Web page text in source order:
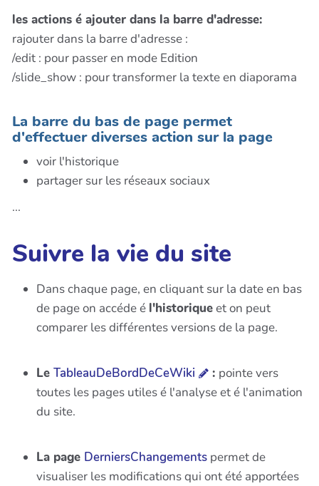
les actions é ajouter dans la barre d'adresse:
rajouter dans la barre d'adresse :
/edit : pour passer en mode Edition
/slide_show : pour transformer la texte en diaporama
La barre du bas de page permet
d'effectuer diverses action sur la page
voir l'historique
partager sur les réseaux sociaux
...
Suivre la vie du site
Dans chaque page, en cliquant sur la date en bas
de page on accéde é l'historiqueet on peut
comparer les différentes versions de la page.
Le TableauDeBordDeCeWiki : pointe vers
toutes les pages utiles é l'analyse et é l'animation
du site.
La page DerniersChangements permet de
visualiser les modifications qui ont été apportées